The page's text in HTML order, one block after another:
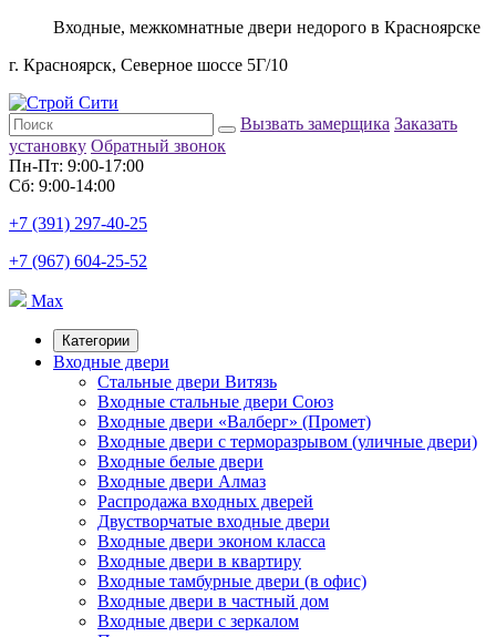
Входные, межкомнатные двери недорого в Красноярске
г. Красноярск, Северное шоссе 5Г/10
Вызвать замерщика Заказать
установку Обратный звонок
Пн-Пт: 9:00-17:00
Сб: 9:00-14:00
+7 (391) 297-40-25
+7 (967) 604-25-52
Max
Категории
Входные двери
Стальные двери Витязь
Входные стальные двери Союз
Входные двери «Валберг» (Промет)
Входные двери с терморазрывом (уличные двери)
Входные белые двери
Входные двери Алмаз
Распродажа входных дверей
Двустворчатые входные двери
Входные двери эконом класса
Входные двери в квартиру
Входные тамбурные двери (в офис)
Входные двери в частный дом
Входные двери с зеркалом